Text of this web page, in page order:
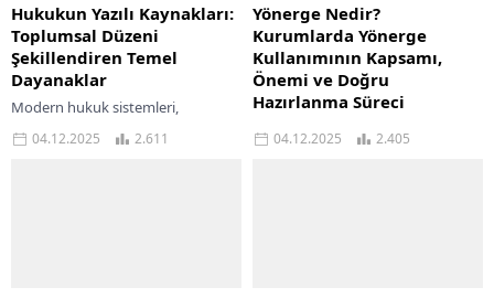
Hukukun Yazılı Kaynakları:
Toplumsal Düzeni
Şekillendiren Temel
Dayanaklar
Modern hukuk sistemleri,
toplumsal düzenin sağlanması ve
bireyler arasındaki ilişkilerin
04.12.2025 2.611
Yönerge Nedir?
Kurumlarda Yönerge
Kullanımının Kapsamı,
Önemi ve Doğru
Hazırlanma Süreci
Kurumsal yapıların
sürdürülebilirliği, düzenli işleyişi ve
04.12.2025 2.405